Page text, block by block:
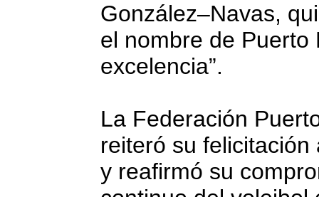
González–Navas,
el nombre de Puerto
excelencia”.
La Federación
reiteró su
y reafirmó su